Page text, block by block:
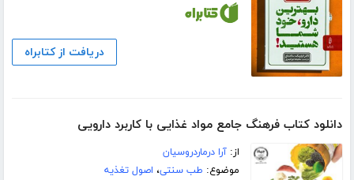
دریافت از کتابراه
دانلود کتاب فرهنگ جامع مواد غذایی با کاربرد دارویی
از:آرا درماردروسیان
موضوع: طب سنتی، اصول تغذیه